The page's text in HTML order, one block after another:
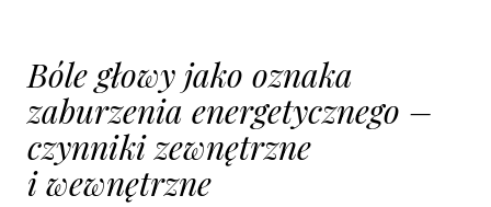
Bóle głowy jako oznaka
zaburzenia energetycznego –
czynniki zewnętrzne
i wewnętrzne